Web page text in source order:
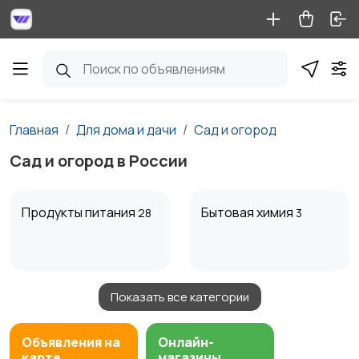
Главная Для дома и дачи Сад и огород
Сад и огород в России
Продукты питания 28 Бытовая химия 3
Диваны и кресла59 Кровати и матрасы
Показать все категории
Объявления на
Онлайн-